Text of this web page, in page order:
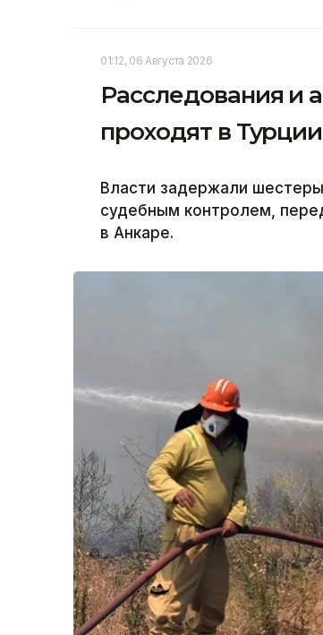
01:12, 06 Августа 2026
Расследования и
проходят в Турции
Власти задержали
судебным контролем,
в Анкаре.